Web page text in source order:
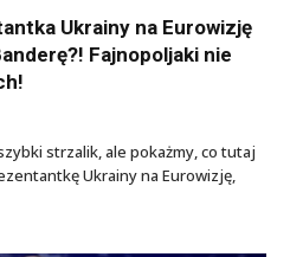
Ukrainy na Eurowizję
Fajnopoljaki nie
strzalik, ale pokażmy, co tutaj
Ukrainy na Eurowizję,